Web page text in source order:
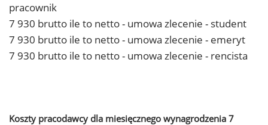
pracownik
7 930 brutto ile to netto - umowa zlecenie - student
7 930 brutto ile to netto - umowa zlecenie - emeryt
7 930 brutto ile to netto - umowa zlecenie - rencista
Koszty pracodawcy dla miesięcznego wynagrodzenia 7